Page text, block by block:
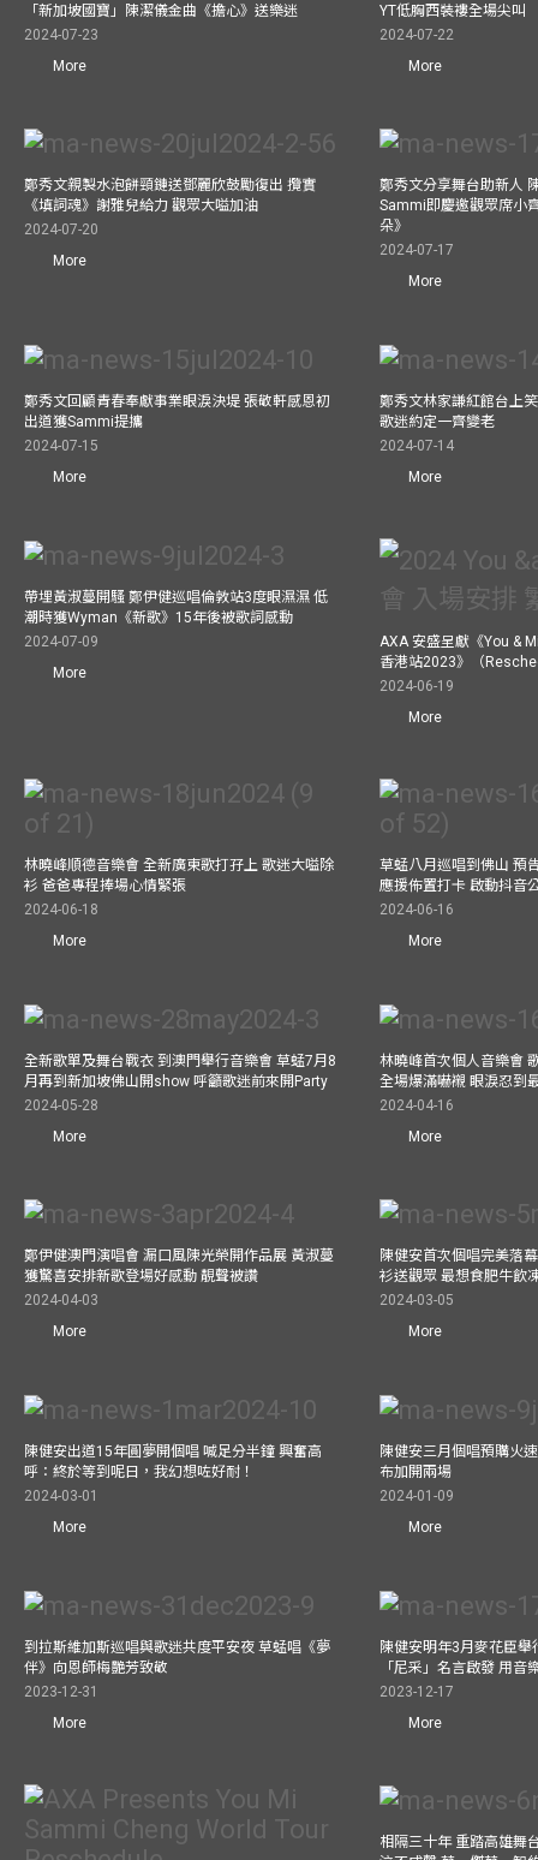
「新加坡國寶」陳潔儀金曲《擔心》送樂迷
2024-07-23
More
YT低胸西裝褸全場尖叫
2024-07-22
More
鄭秀文親製水泡餅頸鏈送鄧麗欣鼓勵復出 攬實
《填詞魂》謝雅兒給力 觀眾大嗌加油
2024-07-20
More
鄭秀文分享舞台助新人
Sammi即慶邀觀眾席小
朵》
2024-07-17
More
鄭秀文回顧青春奉獻事業眼淚決堤 張敬軒感恩初
出道獲Sammi提攜
2024-07-15
More
鄭秀文林家謙紅館台上
歌迷約定一齊變老
2024-07-14
More
帶埋黃淑蔓開騷 鄭伊健巡唱倫敦站3度眼濕濕 低
潮時獲Wyman《新歌》15年後被歌詞感動
2024-07-09
More
AXA 安盛呈獻《You &
香港站2023》（
2024-06-19
More
林曉峰順德音樂會 全新廣東歌打孖上 歌迷大嗌除
衫 爸爸專程捧場心情緊張
2024-06-18
More
草蜢八月巡唱到佛山 預
應援佈置打卡 啟動抖音
2024-06-16
More
全新歌單及舞台戰衣 到澳門舉行音樂會 草蜢7月8
月再到新加坡佛山開show 呼籲歌迷前來開Party
2024-05-28
More
林曉峰首次個人音樂會
全場爆滿嚇襯 眼淚忍到
2024-04-16
More
鄭伊健澳門演唱會 漏口風陳光榮開作品展 黃淑蔓
獲驚喜安排新歌登場好感動 靚聲被讚
2024-04-03
More
陳健安首次個唱完美落
衫送觀眾 最想食肥牛飲
2024-03-05
More
陳健安出道15年圓夢開個唱 喊足分半鐘 興奮高
呼：終於等到呢日，我幻想咗好耐！
2024-03-01
More
陳健安三月個唱預購火
布加開兩場
2024-01-09
More
到拉斯維加斯巡唱與歌迷共度平安夜 草蜢唱《夢
伴》向恩師梅艷芳致敬
2023-12-31
More
陳健安明年3月麥花臣
「尼采」名言啟發 用音
2023-12-17
More
相隔三十年 重踏高雄舞